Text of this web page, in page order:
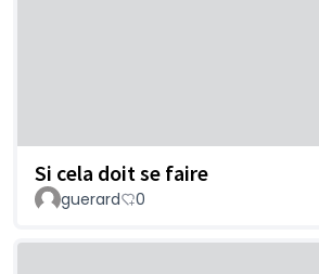
Si cela doit se faire
guerard 0